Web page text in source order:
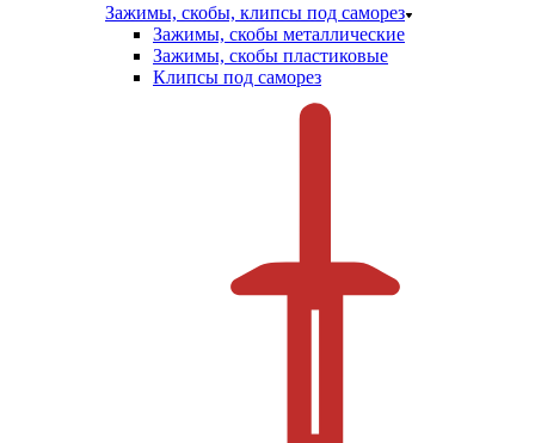
Зажимы, скобы, клипсы под саморез
Зажимы, скобы металлические
Зажимы, скобы пластиковые
Клипсы под саморез